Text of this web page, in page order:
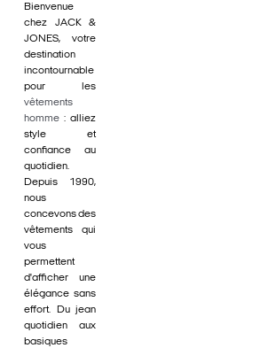
Bienvenue
chez JACK &
JONES, votre
destination
incontournable
pour les
vêtements
homme : alliez
style et
confiance au
quotidien.
Depuis 1990,
nous
concevons des
vêtements qui
vous
permettent
d'afficher une
élégance sans
effort. Du jean
quotidien aux
basiques